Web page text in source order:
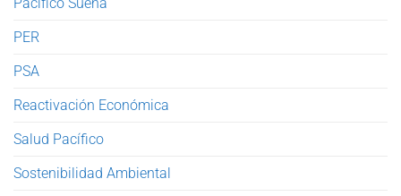
PER
PSA
Reactivación Económica
Salud Pacífico
Sostenibilidad Ambiental